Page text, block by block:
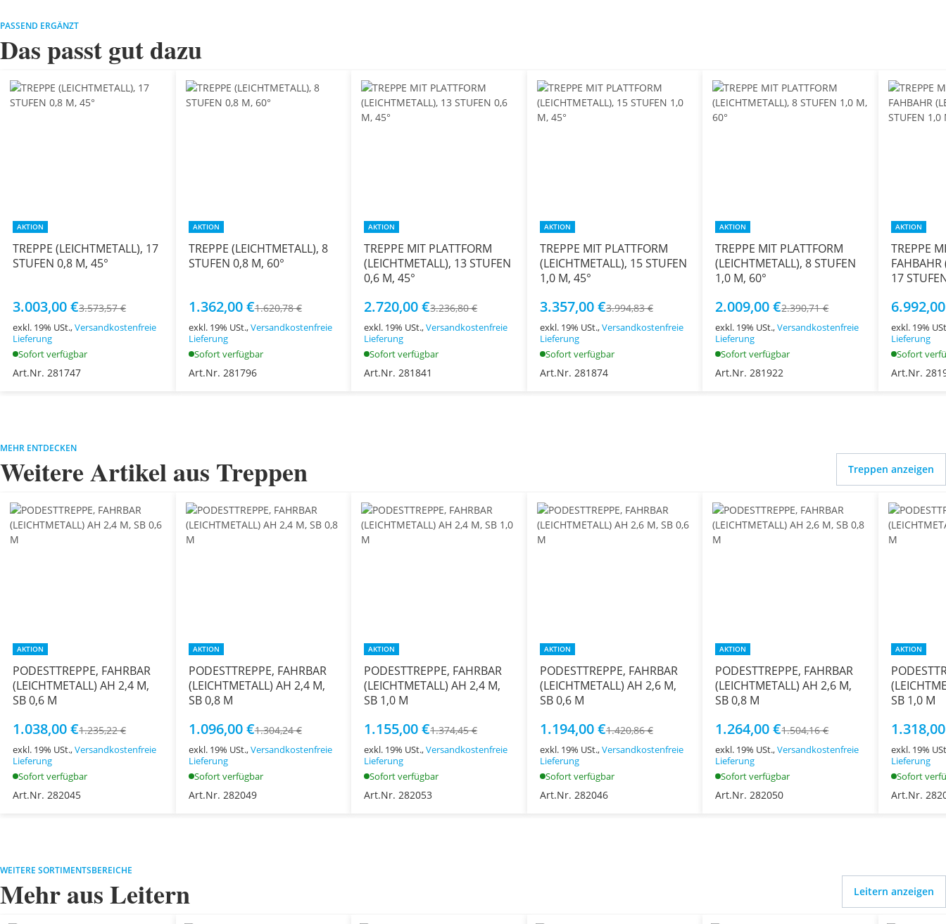
PASSEND ERGÄNZT
Das passt gut dazu
AKTION
TREPPE (LEICHTMETALL), 17
STUFEN 0,8 M, 45°
3.003,00 €3.573,57 €
exkl. 19% USt.,Versandkostenfreie
Lieferung
Sofort verfügbar
Art.Nr. 281747
AKTION
TREPPE (LEICHTMETALL), 8
STUFEN 0,8 M, 60°
1.362,00 €1.620,78 €
exkl. 19% USt.,Versandkostenfreie
Lieferung
Sofort verfügbar
Art.Nr. 281796
AKTION
TREPPE MIT PLATTFORM
(LEICHTMETALL), 13 STUFEN
0,6 M, 45°
2.720,00 €3.236,80 €
exkl. 19% USt.,Versandkostenfreie
Lieferung
Sofort verfügbar
Art.Nr. 281841
AKTION
TREPPE MIT PLATTFORM
(LEICHTMETALL), 15 STUFEN
1,0 M, 45°
3.357,00 €3.994,83 €
exkl. 19% USt.,Versandkostenfreie
Lieferung
Sofort verfügbar
Art.Nr. 281874
AKTION
TREPPE MIT PLATTFORM
(LEICHTMETALL), 8 STUFEN
1,0 M, 60°
2.009,00 €2.390,71 €
exkl. 19% USt.,Versandkostenfreie
Lieferung
Sofort verfügbar
Art.Nr. 281922
AKTION
TREPPE
FAHBAHR
17
exkl. 19%
Lieferung
Sofort
Art.Nr.
MEHR ENTDECKEN
Weitere Artikel aus Treppen Treppen anzeigen
AKTION
PODESTTREPPE, FAHRBAR
(LEICHTMETALL) AH 2,4 M,
SB 0,6 M
1.038,00 €1.235,22 €
exkl. 19% USt.,Versandkostenfreie
Lieferung
Sofort verfügbar
Art.Nr. 282045
AKTION
PODESTTREPPE, FAHRBAR
(LEICHTMETALL) AH 2,4 M,
SB 0,8 M
1.096,00 €1.304,24 €
exkl. 19% USt.,Versandkostenfreie
Lieferung
Sofort verfügbar
Art.Nr. 282049
AKTION
PODESTTREPPE, FAHRBAR
(LEICHTMETALL) AH 2,4 M,
SB 1,0 M
1.155,00 €1.374,45 €
exkl. 19% USt.,Versandkostenfreie
Lieferung
Sofort verfügbar
Art.Nr. 282053
AKTION
PODESTTREPPE, FAHRBAR
(LEICHTMETALL) AH 2,6 M,
SB 0,6 M
1.194,00 €1.420,86 €
exkl. 19% USt.,Versandkostenfreie
Lieferung
Sofort verfügbar
Art.Nr. 282046
AKTION
PODESTTREPPE, FAHRBAR
(LEICHTMETALL) AH 2,6 M,
SB 0,8 M
1.264,00 €1.504,16 €
exkl. 19% USt.,Versandkostenfreie
Lieferung
Sofort verfügbar
Art.Nr. 282050
AKTION
SB 1,0 M
exkl. 19%
Lieferung
Sofort
Art.Nr.
WEITERE SORTIMENTSBEREICHE
Mehr aus Leitern Leitern anzeigen